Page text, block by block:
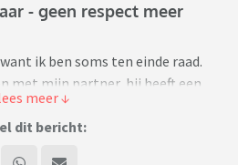
- geen respect meer
ik ben soms ten einde raad.
met mijn partner, hij heeft een
ik bij hem ging wonen, 13/14 jaar
een meisje geweest, helpen
dit bericht: